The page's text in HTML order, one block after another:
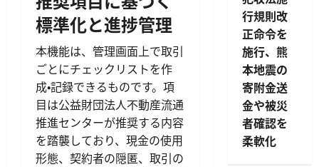
標準化と進捗管理
本機能は、管理画面上で取引
ごとにチェックリストを作
成・記録できるものです。項
目は公益財団法人不動産流通
推進センターが推奨する内容
を踏襲しており、現金の使用
形態、契約者の隠匿、取引の
行規則改
正命令を
施行、熊
本地震の
寄附金送
金や被災
者確認を
柔軟化